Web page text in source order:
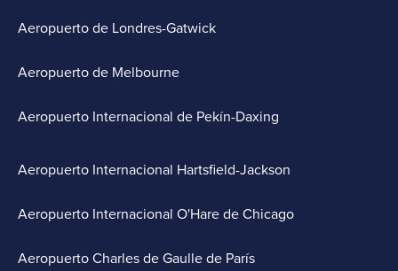
Aeropuerto de Londres-Gatwick
Aeropuerto de Melbourne
Aeropuerto Internacional de Pekín-Daxing
Aeropuerto Internacional Hartsfield-Jackson
Aeropuerto Internacional O'Hare de Chicago
Aeropuerto Charles de Gaulle de París